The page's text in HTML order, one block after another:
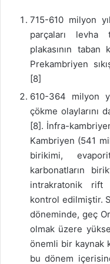
715-610 milyon
parçaları levha
plakasının taban
Prekambriyen
[8]
610-364 milyon
çökme olaylarını
[8]. İnfra-
Kambriyen (541
birikimi,
karbonatların
intrakratonik rift
kontrol edilmiştir.
döneminde, geç
olmak üzere
önemli bir kaynak
bu dönem